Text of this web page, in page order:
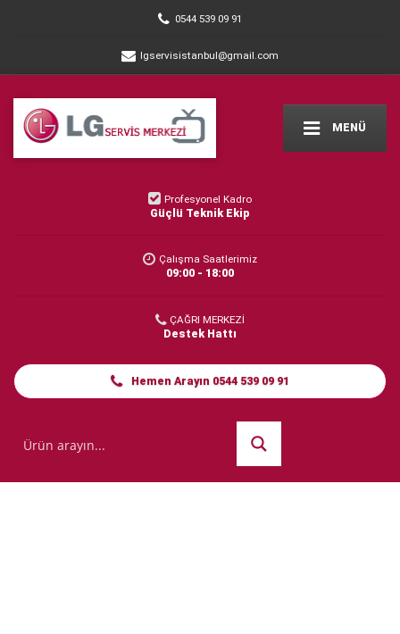
0544 539 09 91
lgservisistanbul@gmail.com
MENÜ
Profesyonel Kadro
Güçlü Teknik Ekip
Çalışma Saatlerimiz
09:00 - 18:00
ÇAĞRI MERKEZİ
Destek Hattı
Hemen Arayın 0544 539 09 91